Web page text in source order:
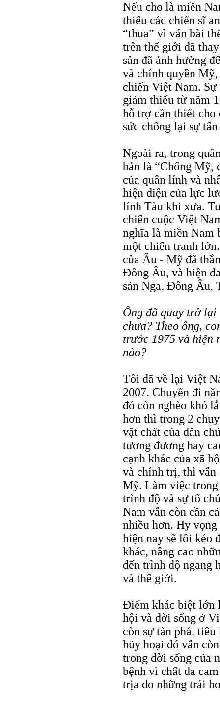
Nếu cho là miền
thiếu các chiến sĩ
“thua” vì ván bài
trên thế giới đã
sản đã ảnh hưởng
và chính quyền
chiến Việt Nam.
giảm thiểu từ năm
hỗ trợ cần thiết cho
sức chống lại sự
Ngoài ra, trong
bản là “Chống Mỹ,
của quân lính và
hiện diện của lực
lính Tàu khi xưa.
chiến cuộc Việt
nghĩa là miền Nam
một chiến tranh
của Âu - Mỹ đã
Ðông Âu, và hiện
sản Nga, Ðông Âu,
Ông đã quay trở
chưa? Theo ông,
trước 1975 và hiện
nào?
Tôi đã về lại Việt
2007. Chuyến đi
đó còn nghèo khó
hơn thì trong 2
vật chất của dân
tương đương hay
cạnh khác của xã
và chính trị, thì vẫn
Mỹ. Làm việc
trình độ và sự tổ
Nam vẫn còn cần
nhiều hơn. Hy
hiện nay sẽ lôi kéo
khác, nâng cao
đến trình độ ngang
và thế giới.
Ðiểm khác biệt lớn
hội và đời sống ở
còn sự tàn phá,
hủy hoại đó vẫn
trong đời sống của
bệnh vì chất da
trịa do những trái